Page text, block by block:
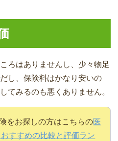
ろはありませんし、少々物足
し、保険料はかなり安いの
てみるのも悪くありません。
をお探しの方はこちらの医
すすめの比較と評価ラン